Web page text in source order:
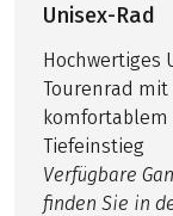
Unisex-Rad
Hochwertiges
Tourenrad mit
komfortablem
Tiefeinstieg
Verfügbare
finden Sie in